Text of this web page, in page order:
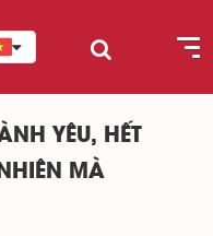
YÊU, HẾT
MÀ